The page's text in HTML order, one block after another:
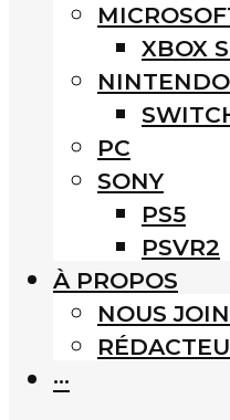
XBOX
NINTENDO
PC
SONY
PS5
PSVR2
À PROPOS
NOUS
···